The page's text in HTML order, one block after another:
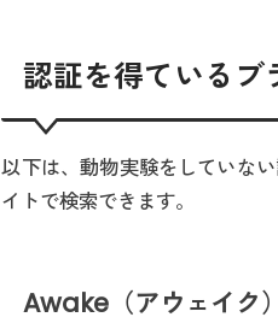
認証を得ているブ
以下は、動物実験をしていな
イトで検索できます。
Awake（アウェイク）